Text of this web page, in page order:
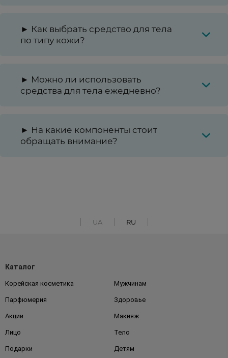
► Как выбрать средство для тела
по типу кожи?
► Можно ли использовать
средства для тела ежедневно?
► На какие компоненты стоит
обращать внимание?
UA RU
Каталог
Корейская косметика Мужчинам
Парфюмерия Здоровье
Акции Макияж
Лицо Тело
Подарки Детям